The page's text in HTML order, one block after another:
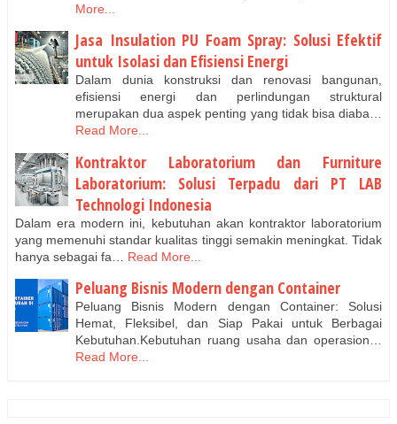
More...
Jasa Insulation PU Foam Spray: Solusi Efektif
untuk Isolasi dan Efisiensi Energi
Dalam dunia konstruksi dan renovasi bangunan,
efisiensi energi dan perlindungan struktural
merupakan dua aspek penting yang tidak bisa diaba…
Read More...
Kontraktor Laboratorium dan Furniture
Laboratorium: Solusi Terpadu dari PT LAB
Technologi Indonesia
Dalam era modern ini, kebutuhan akan kontraktor laboratorium
yang memenuhi standar kualitas tinggi semakin meningkat. Tidak
hanya sebagai fa…
Read More...
Peluang Bisnis Modern dengan Container
Peluang Bisnis Modern dengan Container: Solusi
Hemat, Fleksibel, dan Siap Pakai untuk Berbagai
Kebutuhan.Kebutuhan ruang usaha dan operasion…
Read More...